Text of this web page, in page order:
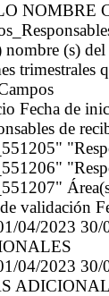
NOMBRE
nombre (s)
trimestrales
Fecha de
de
validación
04/2023
04/2023